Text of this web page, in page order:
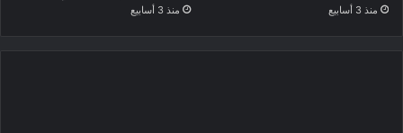
منذ 3 أسابيع منذ 3 أسابيع